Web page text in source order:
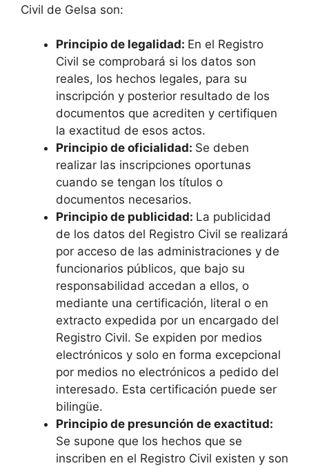
Civil de Gelsa son:
Principio de legalidad: En el Registro
Civil se comprobará si los datos son
reales, los hechos legales, para su
inscripción y posterior resultado de los
documentos que acrediten y certifiquen
la exactitud de esos actos.
Principio de oficialidad: Se deben
realizar las inscripciones oportunas
cuando se tengan los títulos o
documentos necesarios.
Principio de publicidad: La publicidad
de los datos del Registro Civil se realizará
por acceso de las administraciones y de
funcionarios públicos, que bajo su
responsabilidad accedan a ellos, o
mediante una certificación, literal o en
extracto expedida por un encargado del
Registro Civil. Se expiden por medios
electrónicos y solo en forma excepcional
por medios no electrónicos a pedido del
interesado. Esta certificación puede ser
bilingüe.
Principio de presunción de exactitud:
Se supone que los hechos que se
inscriben en el Registro Civil existen y son